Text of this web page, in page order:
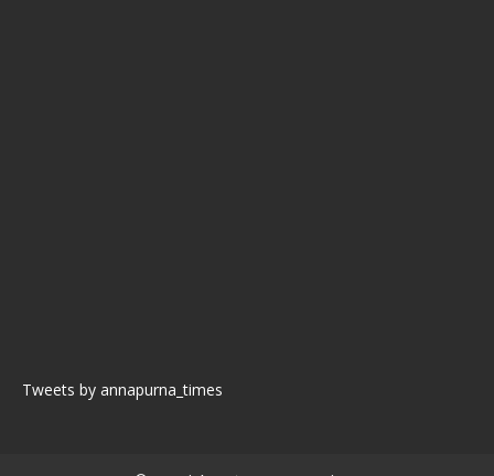
Tweets by annapurna_times